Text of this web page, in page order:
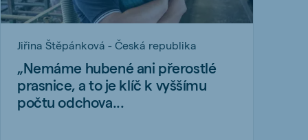
Jiřina Štěpánková - Česká republika
„Nemáme hubené ani přerostlé
prasnice, a to je klíč k vyššímu
počtu odchova...